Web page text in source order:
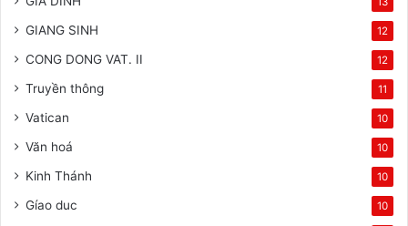
GIANG SINH 12
CONG DONG VAT. II 12
Truyền thông 11
Vatican 10
Văn hoá 10
Kinh Thánh 10
Gíao duc 10